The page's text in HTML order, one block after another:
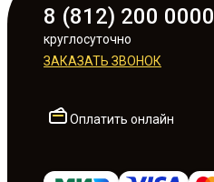
8 (812) 200 0000
круглосуточно
ЗАКАЗАТЬ ЗВОНОК
Оплатить онлайн